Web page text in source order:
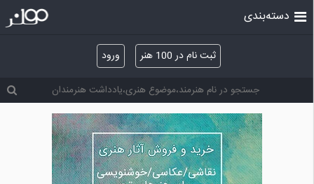
ثبت نام در 100 هنر ورود
دسته‌بندی